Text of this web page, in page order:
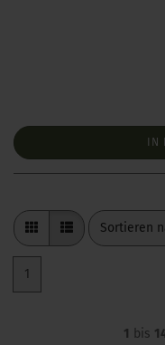
IN
Sortieren
Sortieren
1
1 bis